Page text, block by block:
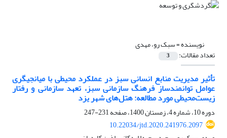
نویسنده =سبک رو، مهدی
تعداد مقالات: 3
تأثیر مدیریت منابع انسانی سبز در عملکرد محیطی با میانجیگری
عوامل توانمندساز فرهنگ سازمانی سبز، تعهد سازمانی و رفتار
زیست‌‌محیطی مورد مطالعه: هتل‌های شهر یزد
دوره 10، شماره 4، زمستان 1400، صفحه
231-247
10.22034/jtd.2020.241976.2097